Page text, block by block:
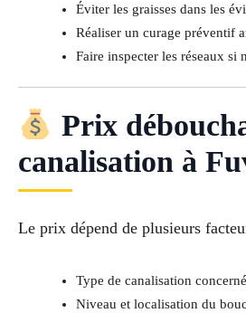
Éviter les graisses dans les
Réaliser un curage préventif
Faire inspecter les réseaux si
Prix
canalisation à
Le prix dépend de plusieurs
Type de canalisation
Niveau et localisation du